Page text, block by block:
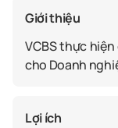
Giới thiệu
VCBS thực
cho Doanh
Lợi ích